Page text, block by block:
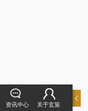
资讯中心 关于玄策